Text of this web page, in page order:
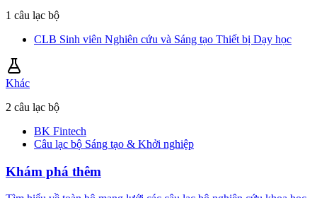
1 câu lạc bộ
CLB Sinh viên Nghiên cứu và Sáng tạo Thiết bị Dạy học
Khác
2 câu lạc bộ
BK Fintech
Câu lạc bộ Sáng tạo & Khởi nghiệp
Khám phá thêm